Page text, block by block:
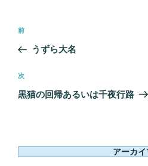
ナ
ビ
ー
ン
前
の
稿
前
うずら大名
次
の
次
黒猫の回帰あるいは千夜行路
アーカイ